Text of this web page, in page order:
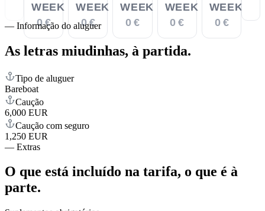
WEEK
0 €
WEEK
0 €
WEEK
0 €
WEEK
0 €
WEEK
0 €
— Informação do aluguer
As letras miudinhas, à partida.
Tipo de aluguer
Bareboat
Caução
6,000 EUR
Caução com seguro
1,250 EUR
— Extras
O que está incluído na tarifa, o que é à
parte.